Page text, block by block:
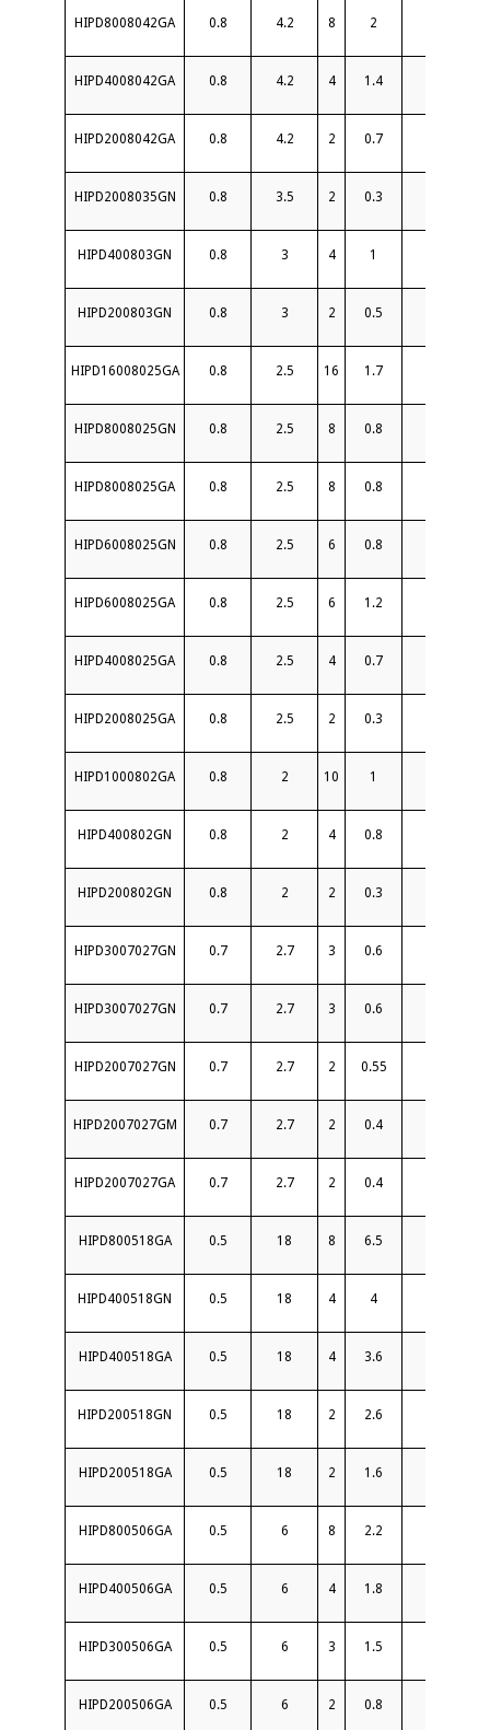
HIPD8008042GA 0.8 4.2 8 2
HIPD4008042GA 0.8 4.2 4 1.4
HIPD2008042GA 0.8 4.2 2 0.7
HIPD2008035GN 0.8 3.5 2 0.3
HIPD400803GN 0.8 3 4 1
HIPD200803GN 0.8 3 2 0.5
HIPD16008025GA 0.8 2.5 16 1.7
HIPD8008025GN 0.8 2.5 8 0.8
HIPD8008025GA 0.8 2.5 8 0.8
HIPD6008025GN 0.8 2.5 6 0.8
HIPD6008025GA 0.8 2.5 6 1.2
HIPD4008025GA 0.8 2.5 4 0.7
HIPD2008025GA 0.8 2.5 2 0.3
HIPD1000802GA 0.8 2 10 1
HIPD400802GN 0.8 2 4 0.8
HIPD200802GN 0.8 2 2 0.3
HIPD3007027GN 0.7 2.7 3 0.6
HIPD3007027GN 0.7 2.7 3 0.6
HIPD2007027GN 0.7 2.7 2 0.55
HIPD2007027GM 0.7 2.7 2 0.4
HIPD2007027GA 0.7 2.7 2 0.4
HIPD800518GA 0.5 18 8 6.5
HIPD400518GN 0.5 18 4 4
HIPD400518GA 0.5 18 4 3.6
HIPD200518GN 0.5 18 2 2.6
HIPD200518GA 0.5 18 2 1.6
HIPD800506GA 0.5 6 8 2.2
HIPD400506GA 0.5 6 4 1.8
HIPD300506GA 0.5 6 3 1.5
HIPD200506GA 0.5 6 2 0.8